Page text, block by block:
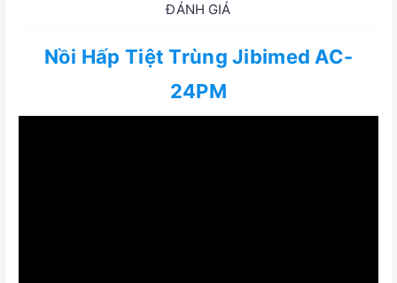
ĐÁNH GIÁ
Nồi Hấp Tiệt Trùng Jibimed AC-
24PM